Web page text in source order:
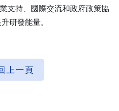
支持、國際交流和政府政策協
研發能量。
上一頁